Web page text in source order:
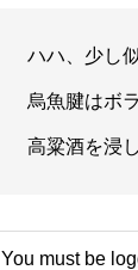
ハハ、少し
烏魚腱はボ
高粱酒を浸
You must be